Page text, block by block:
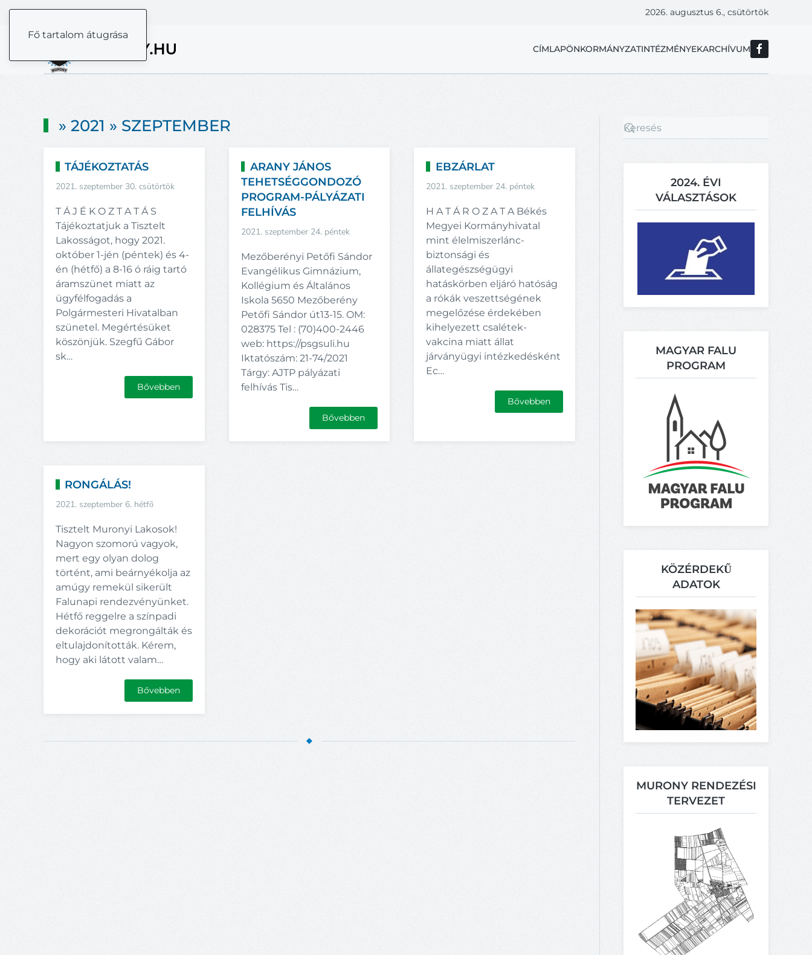
Fő tartalom átugrása
2026. augusztus 6., csütörtök
CÍMLAPÖNKORMÁNYZATINTÉZMÉNYEKARCHÍVUM
» 2021 » SZEPTEMBER
TÁJÉKOZTATÁS
2021. szeptember 30. csütörtök
T Á J É K O Z T A T Á S
Tájékoztatjuk a Tisztelt
Lakosságot, hogy 2021.
október 1-jén (péntek) és 4-
én (hétfő) a 8-16 ó ráig tartó
áramszünet miatt az
ügyfélfogadás a
Polgármesteri Hivatalban
szünetel. Megértésüket
köszönjük. Szegfű Gábor
sk…
Bővebben
ARANY JÁNOS
TEHETSÉGGONDOZÓ
PROGRAM-PÁLYÁZATI
FELHÍVÁS
2021. szeptember 24. péntek
Mezőberényi Petőfi Sándor
Evangélikus Gimnázium,
Kollégium és Általános
Iskola 5650 Mezőberény
Petőfi Sándor út13-15. OM:
028375 Tel : (70)400-2446
web: https://psgsuli.hu
Iktatószám: 21-74/2021
Tárgy: AJTP pályázati
felhívás Tis…
Bővebben
EBZÁRLAT
2021. szeptember 24. péntek
H A T Á R O Z A T A Békés
Megyei Kormányhivatal
mint élelmiszerlánc-
biztonsági és
állategészségügyi
hatáskörben eljáró hatóság
a rókák veszettségének
megelőzése érdekében
kihelyezett csalétek-
vakcina miatt állat
járványügyi intézkedésként
Ec…
Bővebben
RONGÁLÁS!
2021. szeptember 6. hétfő
Tisztelt Muronyi Lakosok!
Nagyon szomorú vagyok,
mert egy olyan dolog
történt, ami beárnyékolja az
amúgy remekül sikerült
Falunapi rendezvényünket.
Hétfő reggelre a színpadi
dekorációt megrongálták és
eltulajdonították. Kérem,
hogy aki látott valam…
Bővebben
2024. ÉVI
VÁLASZTÁSOK
MAGYAR FALU
PROGRAM
KÖZÉRDEKŰ
ADATOK
MURONY RENDEZÉSI
TERVEZET